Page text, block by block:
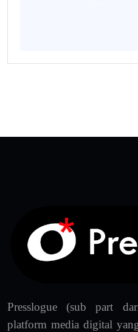
Presslogue (sub part
platform media digital